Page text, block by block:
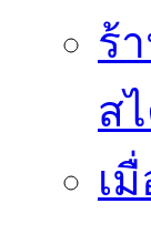
ร้
ส
เ